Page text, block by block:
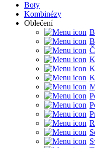
Boty
Kombinézy
Oblečení